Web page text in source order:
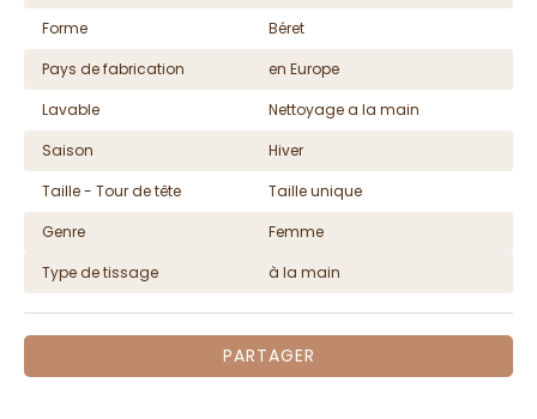
Forme
Béret
Pays de fabrication
en Europe
Lavable
Nettoyage a la main
Saison
Hiver
Taille - Tour de tête
Taille unique
Genre
Femme
Type de tissage
à la main
PARTAGER